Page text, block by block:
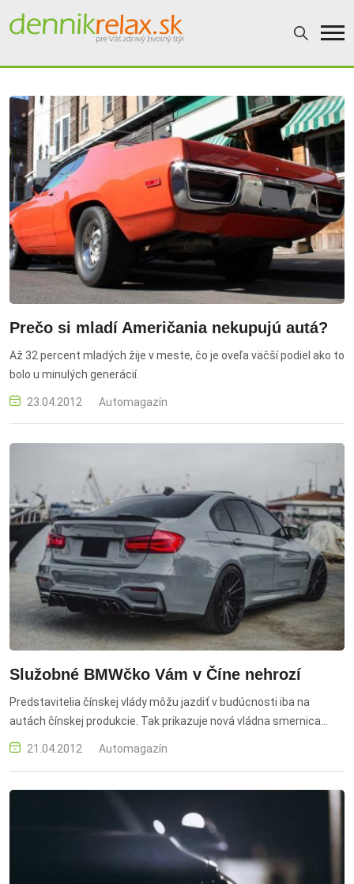
Dennikrelax
Prečo si mladí Američania nekupujú autá?
Až 32 percent mladých žije v meste, čo je oveľa väčší podiel ako to
bolo u minulých generácií.
23.04.2012 Automagazín
Služobné BMWčko Vám v Číne nehrozí
Predstavitelia čínskej vlády môžu jazdiť v budúcnosti iba na
autách čínskej produkcie. Tak prikazuje nová vládna smernica
podľa hesla „buy China“.
21.04.2012 Automagazín